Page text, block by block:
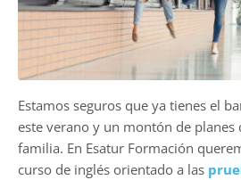
Estamos seguros que ya tienes el
este verano y un montón de planes
familia. En Esatur Formación
curso de inglés orientado a las